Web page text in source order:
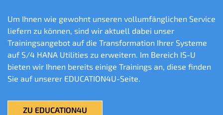
Um Ihnen wie gewohnt unseren vollumfänglichen Service
liefern zu können, sind wir aktuell dabei unser
Trainingsangebot auf die Transformation Ihrer Systeme
auf S/4 HANA Utilities zu erweitern. Im Bereich IS-U
bieten wir Ihnen bereits einige Trainings an, diese finden
Sie auf unserer EDUCATION4U-Seite.
ZU EDUCATION4U